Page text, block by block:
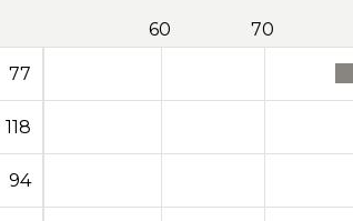
60 70
77
118
94